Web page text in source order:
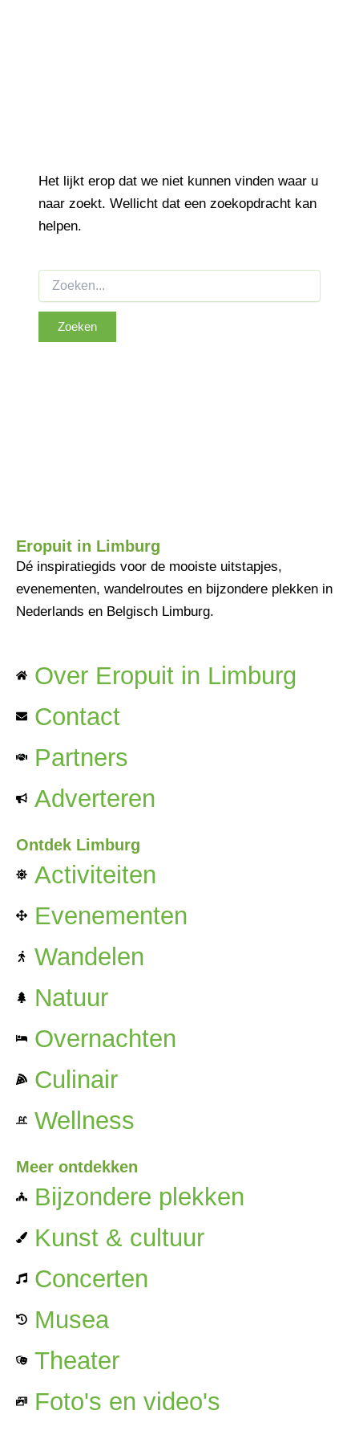
Het lijkt erop dat we niet kunnen vinden waar u
naar zoekt. Wellicht dat een zoekopdracht kan
helpen.
Eropuit in Limburg
Dé inspiratiegids voor de mooiste uitstapjes,
evenementen, wandelroutes en bijzondere plekken in
Nederlands en Belgisch Limburg.
Over Eropuit in Limburg
Contact
Partners
Adverteren
Ontdek Limburg
Activiteiten
Evenementen
Wandelen
Natuur
Overnachten
Culinair
Wellness
Meer ontdekken
Bijzondere plekken
Kunst & cultuur
Concerten
Musea
Theater
Foto's en video's